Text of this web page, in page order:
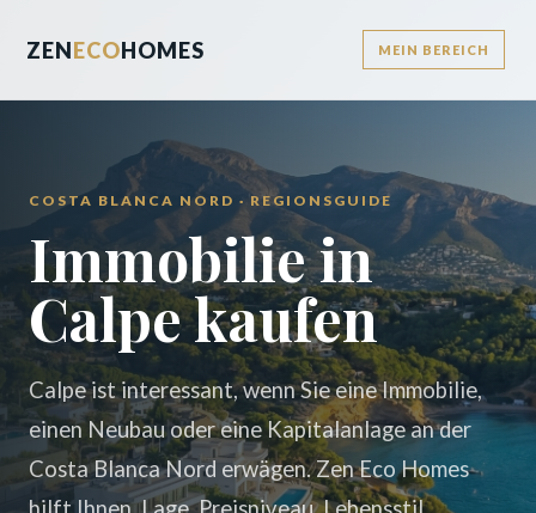
ZENECOHOMES MEIN BEREICH
COSTA BLANCA NORD · REGIONSGUIDE
Immobilie in
Calpe kaufen
Calpe ist interessant, wenn Sie eine Immobilie,
einen Neubau oder eine Kapitalanlage an der
Costa Blanca Nord erwägen. Zen Eco Homes
hilft Ihnen, Lage, Preisniveau, Lebensstil,